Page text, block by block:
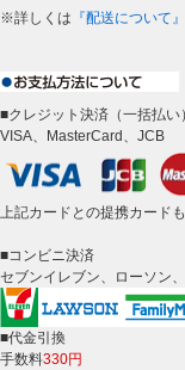
※詳しくは 『配送について』
■クレジット決済（一括払い）
VISA、MasterCard、JCB
上記カードとの提携カード
■コンビニ決済
セブンイレブン、ローソン
■代金引換
手数料330円